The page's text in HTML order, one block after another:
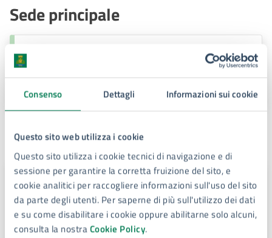
Consenso Dettagli Informazioni sui cookie
Questo sito web utilizza i cookie
Questo sito utilizza i cookie tecnici di navigazione e di
sessione per garantire la corretta fruizione del sito, e
cookie analitici per raccogliere informazioni sull'uso del sito
da parte degli utenti. Per saperne di più sull'utilizzo dei dati
e su come disabilitare i cookie oppure abilitarne solo alcuni,
consulta la nostraCookie Policy.
Sede principale
Palazzo del Senato sede
principale del Comune
Piazza Duomo, 4, 96100
Contatti
Servizio Gestione Giuridica ed Affari generali del
personale
Telefono:3425520954